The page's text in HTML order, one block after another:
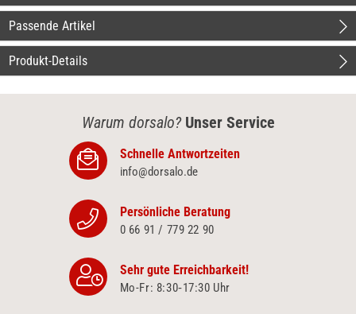
Passende Artikel
Produkt-Details
Warum dorsalo? Unser Service
Schnelle Antwortzeiten
info@dorsalo.de
Persönliche Beratung
0 66 91 / 779 22 90
Sehr gute Erreichbarkeit!
Mo-Fr: 8:30‑17:30 Uhr